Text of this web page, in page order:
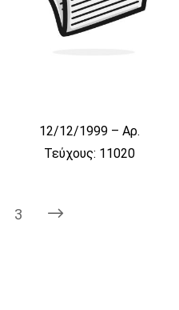
12/12/1999 – Αρ.
Τεύχους: 11020
3